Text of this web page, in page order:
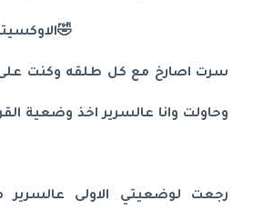
الاوكسيتسون الطبيعي طارت🤣
سرت اصارخ مع كل طلقه وكنت
وحاولت وانا عالسرير اخذ وضعية
رجعت لوضعيتي الاولى